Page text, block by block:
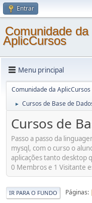
Entrar
Comunidade da
AplicCursos
Menu principal
Comunidade da AplicCursos
► Cursos de Base de
Cursos de
Passo a passo da
mysql, com o curso o
aplicações tanto desktop
0 Membros e 1 Visitante
IR PARA O FUNDO Páginas